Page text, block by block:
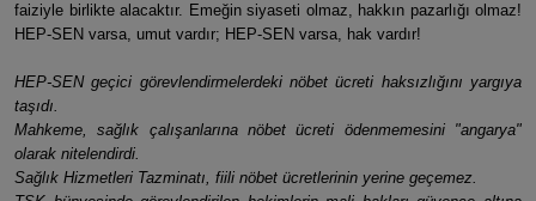
faiziyle birlikte alacaktır. Emeğin siyaseti olmaz, hakkın pazarlığı olmaz!
HEP-SEN varsa, umut vardır; HEP-SEN varsa, hak vardır!
​HEP-SEN geçici görevlendirmelerdeki nöbet ücreti haksızlığını yargıya
taşıdı.
​Mahkeme, sağlık çalışanlarına nöbet ücreti ödenmemesini "angarya"
olarak nitelendirdi.
​Sağlık Hizmetleri Tazminatı, fiili nöbet ücretlerinin yerine geçemez.